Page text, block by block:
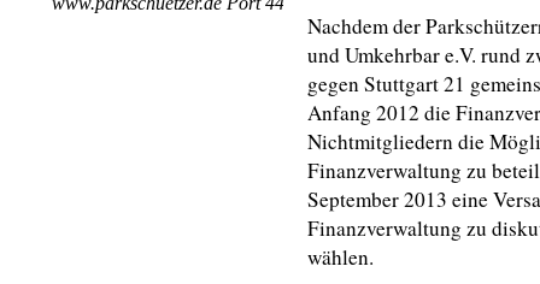
Nachdem der
und Umkehrbar e.V. rund
gegen Stuttgart 21
Anfang 2012 die
Nichtmitgliedern die
Finanzverwaltung zu
September 2013 eine
Finanzverwaltung zu
wählen.